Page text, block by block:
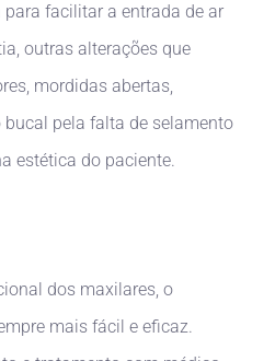
facilitar a entrada de ar
outras alterações que
mordidas abertas,
pela falta de selamento
estética do paciente.
dos maxilares, o
mais fácil e eficaz.